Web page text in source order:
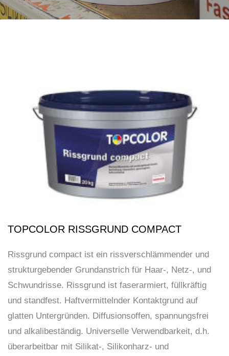
TOPCOLOR RISSGRUND COMPACT
Rissgrund compact ist ein rissverschlämmender und
strukturgebender Grundanstrich für Haar-, Netz-, und
Schwundrisse. Rissgrund ist faserarmiert, füllkräftig
und standfest. Haftvermittelnder Kontaktgrund auf
glatten Untergründen. Diffusionsoffen, spannungsfrei
und alkalibeständig. Universelle Verwendbarkeit, d.h.
überarbeitbar mit Silikat-, Silikonharz- und